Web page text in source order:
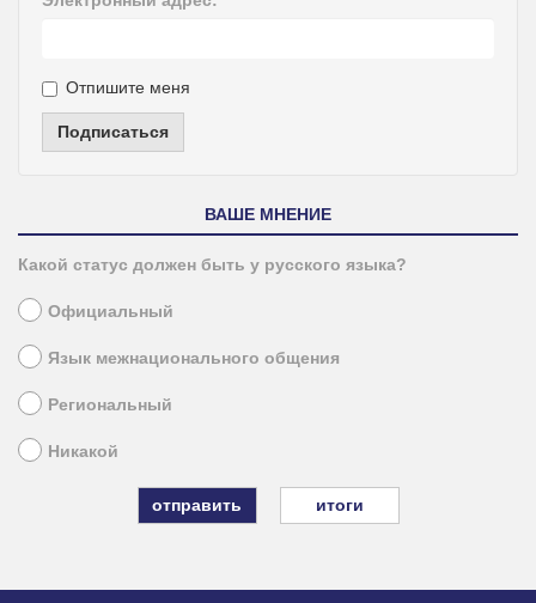
Отпишите меня
Подписаться
ВАШЕ МНЕНИЕ
Какой статус должен быть у русского языка?
Официальный
Язык межнационального общения
Региональный
Никакой
итоги